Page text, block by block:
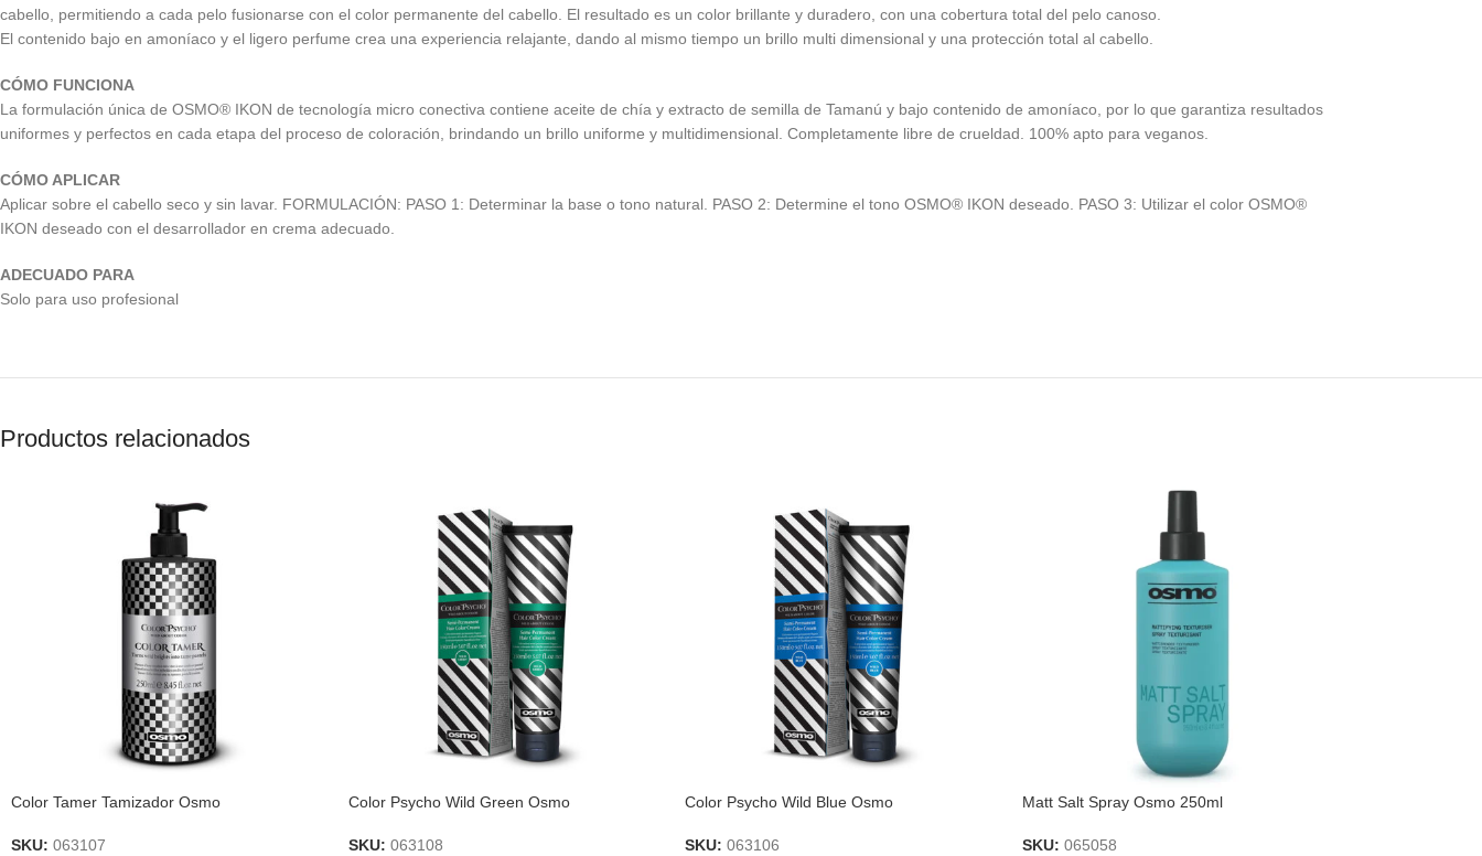
cabello, permitiendo a cada pelo fusionarse con el color permanente del cabello. El resultado es un color brillante y duradero, con una cobertura total del pelo canoso.
El contenido bajo en amoníaco y el ligero perfume crea una experiencia relajante, dando al mismo tiempo un brillo multi dimensional y una protección total al cabello.
CÓMO FUNCIONA
La formulación única de OSMO® IKON de tecnología micro conectiva contiene aceite de chía y extracto de semilla de Tamanú y bajo contenido de amoníaco, por lo que garantiza resultados
uniformes y perfectos en cada etapa del proceso de coloración, brindando un brillo uniforme y multidimensional. Completamente libre de crueldad. 100% apto para veganos.
CÓMO APLICAR
Aplicar sobre el cabello seco y sin lavar. FORMULACIÓN: PASO 1: Determinar la base o tono natural. PASO 2: Determine el tono OSMO® IKON deseado. PASO 3: Utilizar el color OSMO®
IKON deseado con el desarrollador en crema adecuado.
ADECUADO PARA
Solo para uso profesional
Productos relacionados
Color Tamer Tamizador Osmo
SKU: 063107
Color Psycho Wild Green Osmo
SKU: 063108
Color Psycho Wild Blue Osmo
SKU: 063106
Matt Salt Spray Osmo 250ml
SKU: 065058